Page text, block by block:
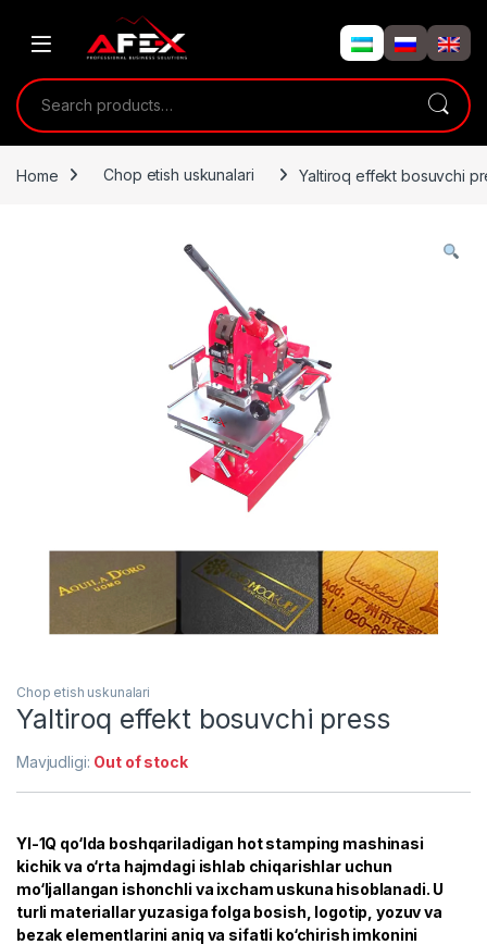
Search for:
Home Chop etish uskunalari Yaltiroq effekt bosuvchi
Chop etish uskunalari
Yaltiroq effekt bosuvchi press
Mavjudligi: Out of stock
YI-1Q qo‘lda boshqariladigan hot stamping mashinasi
kichik va o‘rta hajmdagi ishlab chiqarishlar uchun
mo‘ljallangan ishonchli va ixcham uskuna hisoblanadi. U
turli materiallar yuzasiga folga bosish, logotip, yozuv va
bezak elementlarini aniq va sifatli ko‘chirish imkonini